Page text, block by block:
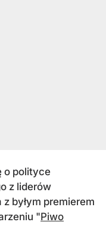
o polityce
z liderów
byłym premierem
"Piwo